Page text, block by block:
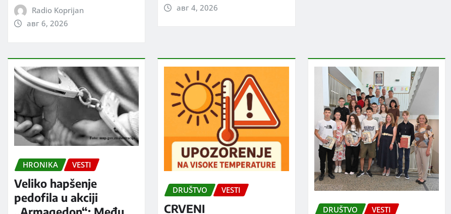
Radio Koprijan
авг 6, 2026
авг 4, 2026
HRONIKA VESTI
Veliko hapšenje
pedofila u akciji
DRUŠTVO VESTI
CRVENI DRUŠTVO VESTI